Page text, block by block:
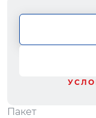
Пакет